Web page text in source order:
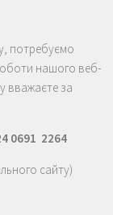
потребуємо
нашого веб-
вважаєте за
0691 2264
сайту)